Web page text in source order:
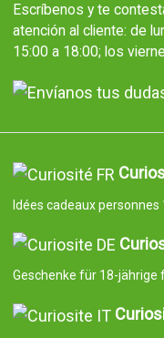
Escríbenos y te
atención al cliente: de
15:00 a 18:00; los
Idées cadeaux
Geschenke für 18-jährige